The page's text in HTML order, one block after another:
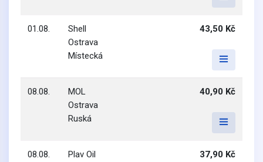
01.08.
Shell
Ostrava
Místecká
43,50 Kč
08.08.
MOL
Ostrava
Ruská
40,90 Kč
08.08.
Plav Oil
37,90 Kč